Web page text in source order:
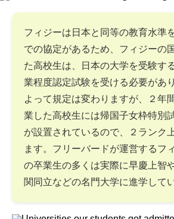
フィジーは日本と同等の教育水準
での協定があるため、フィジーの
た高校生は、日本の大学を受験す
業程度認定試験を受ける必要があ
よって規定は変わりますが、２年
業した高校生には帰国子女枠特別
が設置されているので、２ランク
ます。フリーバードが運営するフ
の卒業生の多くは実際に早慶上智
関同立などの名門大学に進学して